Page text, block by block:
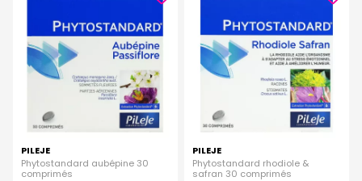
PILEJE
Phytostandard aubépine 30
comprimés
PILEJE
Phytostandard rhodiole &
safran 30 comprimés